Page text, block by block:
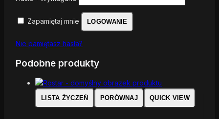
Zapamiętaj mnie LOGOWANIE
Nie pamiętasz hasła?
Podobne produkty
LISTA ŻYCZEŃ PORÓWNAJ QUICK VIEW